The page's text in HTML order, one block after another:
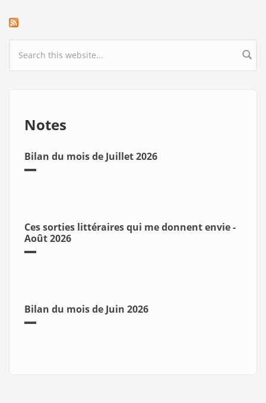
Search form
Notes
Bilan du mois de Juillet 2026
Ces sorties littéraires qui me donnent envie -
Août 2026
Bilan du mois de Juin 2026